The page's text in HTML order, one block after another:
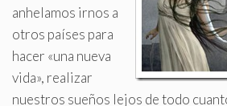
anhelamos irnos a
otros países para
hacer «una nueva
vida», realizar
nuestros sueños lejos de todo